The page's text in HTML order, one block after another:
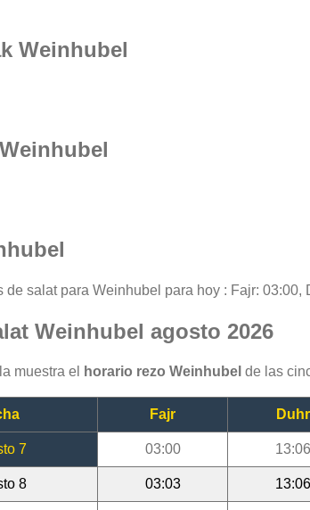
Weinhubel
de salat para Weinhubel para hoy : Fajr: 03:00,
Weinhubel agosto 2026
muestra el horario rezo Weinhubel de las
Fajr Duhr
7 03:00 13:06
8 03:03 13:06